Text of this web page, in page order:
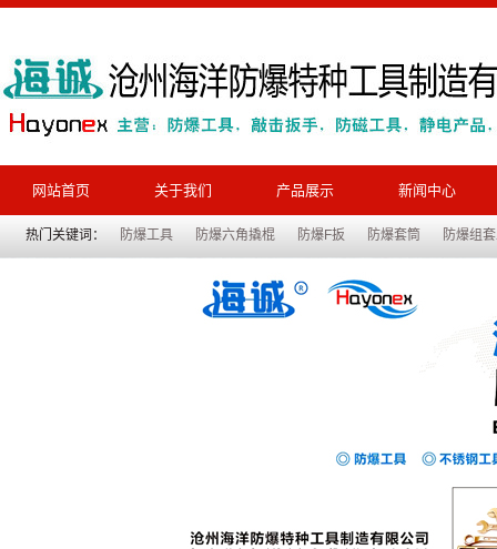
网站首页 关于我们 产品展示 新闻中心
热门关键词： 防爆工具 防爆六角撬棍 防爆F扳 防爆套筒 防爆组